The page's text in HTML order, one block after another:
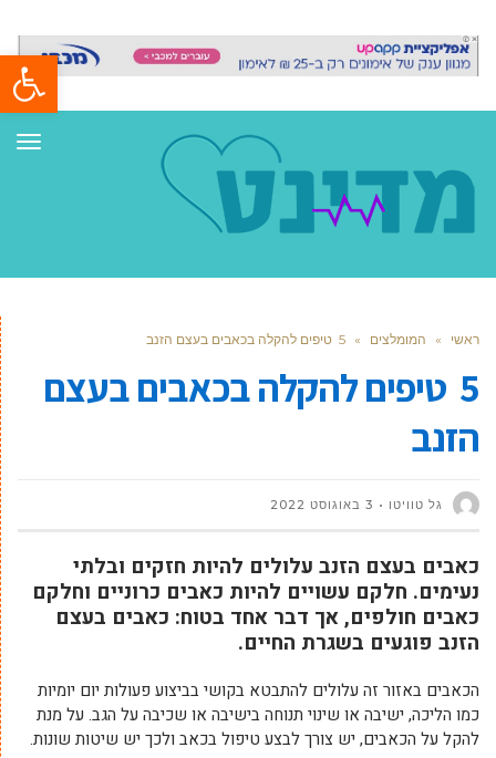
פתח
ראשי » המומלצים » 5 טיפים להקלה בכאבים בעצם הזנב
5 טיפים להקלה בכאבים בעצם
הזנב
גל טוויטו 3 באוגוסט 2022
כאבים בעצם הזנב עלולים להיות חזקים ובלתי
נעימים. חלקם עשויים להיות כאבים כרוניים וחלקם
כאבים חולפים, אך דבר אחד בטוח: כאבים בעצם
הזנב פוגעים בשגרת החיים.
הכאבים באזור זה עלולים להתבטא בקושי בביצוע פעולות יום יומיות
כמו הליכה, ישיבה או שינוי תנוחה בישיבה או שכיבה על הגב. על מנת
להקל על הכאבים, יש צורך לבצע טיפול בכאב ולכך יש שיטות שונות.